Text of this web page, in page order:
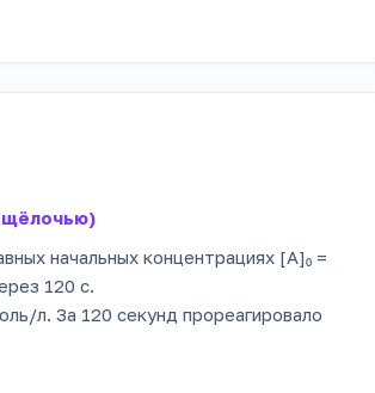
щёлочью)
начальных концентрациях [A]₀ =
120 с.
л. За 120 секунд прореагировало